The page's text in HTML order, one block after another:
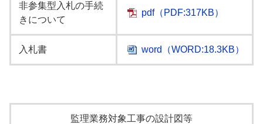
非参集型入札の手続
きについて
pdf（PDF:317KB）
入札書 word （WORD:18.3KB）
監理業務対象工事の設計図等